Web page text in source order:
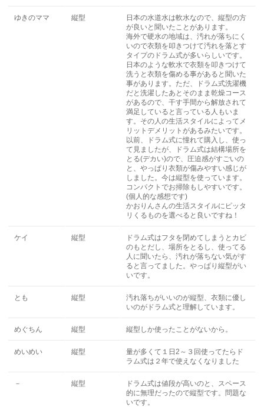
ゆきのママ 縦型
日本の水道水は軟水なので、縦型の方
が良いと聞いたことがあります。
海外で硬水の地域は、汚れが落ちにく
いので衣類を叩きつけて汚れを落とす
タイプのドラム式が多いらしいです。
日本のような軟水で衣類を叩きつけて
洗うと衣類を傷める事があると聞いた
事があります。ただ、ドラム式洗濯機
だと洗濯したあとそのまま乾燥コース
があるので、干す手間から解放されて
満足していると言っている人もいま
す。その人の生活スタイルによってメ
リットデメリットがあるみたいです。
以前、ドラム式に憧れて購入し、使っ
て見ましたが、ドラム式は結構場所を
とる(デカい)ので、圧迫感がすごいの
と、やっぱり衣類が傷みやすい感じが
しました。今は縦型を使っています。
コンパクトでお掃除もしやすいです。
(個人的な感想です)
かおりんさんの生活スタイルにピッタ
リくるものを選べると良いですね！
ケイ 縦型
ドラム式はフタを閉めてしまうとカビ
のもとだし、場所をとるし、使ってる
人に聞いたら、汚れが落ちない気がす
ると言ってました。やっぱり縦型がい
いです。
とも 縦型
汚れ落ちがいいのが縦型、衣類に優し
いのがドラム式と理解しています。
めぐちん 縦型 縦型しか使ったことがないから。
めいめい 縦型
量が多くて１日2～３回使ってたらド
ラム式は２年で使えなくなりました
－ 縦型
ドラム式は値段が高いのと、スペース
的に無理だったので縦型です。問題な
いです。